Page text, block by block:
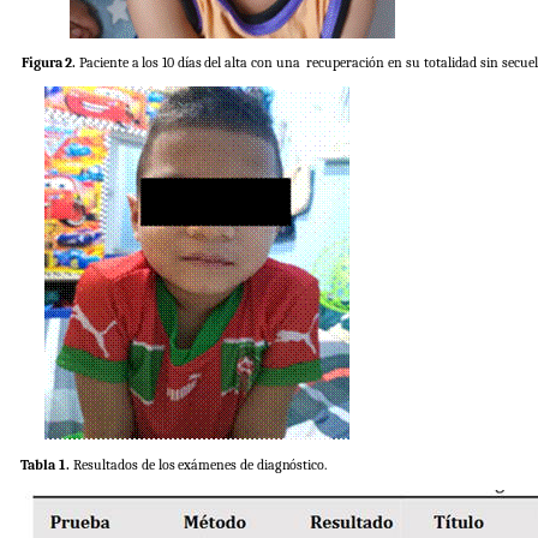
Figura2. Paciente a los 10 díasdel alta con una recuperación en su totalidad sin
Tabla 1. Resultados de losexámenes de diagnóstico.